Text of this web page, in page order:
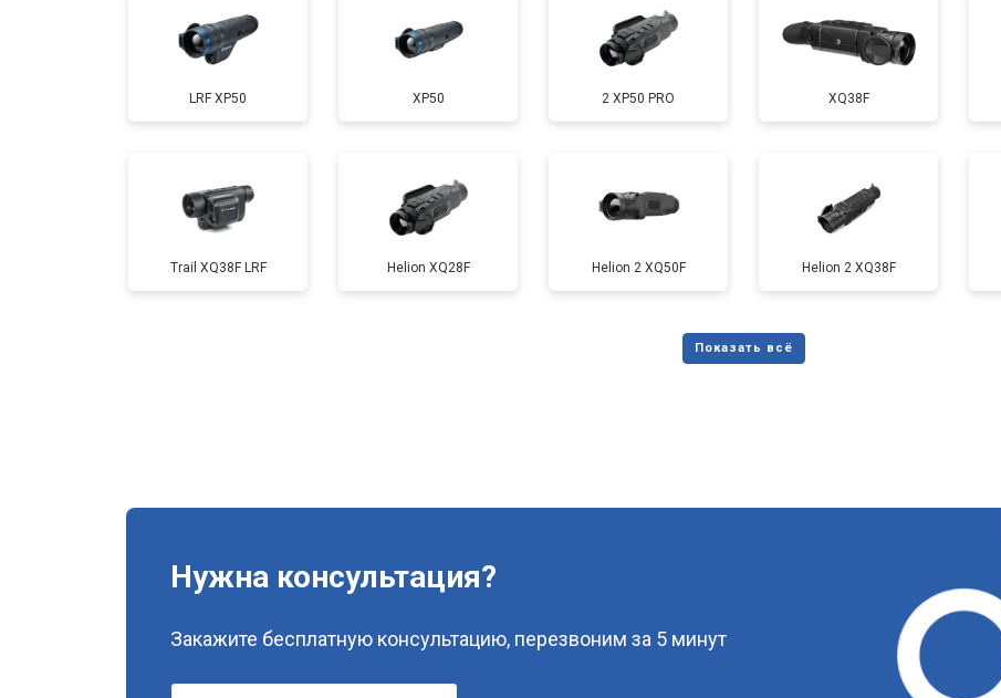
LRF XP50 XP50 2 XP50 PRO XQ38F
Trail XQ38F LRF Helion XQ28F Helion 2 XQ50F Helion 2 XQ38F
Нужна консультация?
Закажите бесплатную консультацию, перезвоним за 5 минут